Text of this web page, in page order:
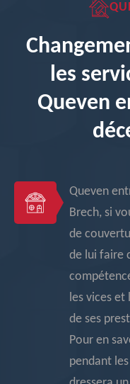
les
Queven
Queven
Brech, si
de
de lui faire
les vices
de ses
Pour en
pendant